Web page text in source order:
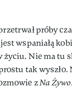
próby
wspaniałą
życiu. Nie ma tu
tak wyszło.
zNa Żywo